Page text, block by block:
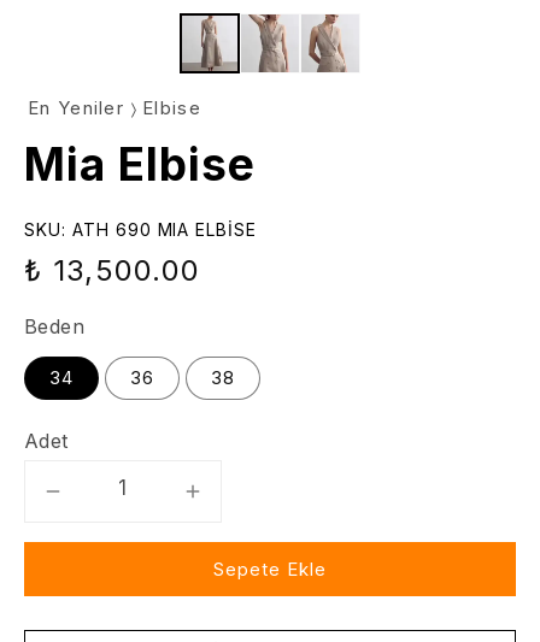
En Yeniler Elbise
Mia Elbise
SKU: ATH 690 MIA ELBİSE
₺ 13,500.00
Beden
34 36 38
Adet
Sepete Ekle